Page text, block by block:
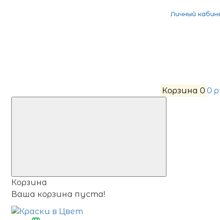
Личный
Корзина 0 0
Корзина
Ваша корзина пуста!